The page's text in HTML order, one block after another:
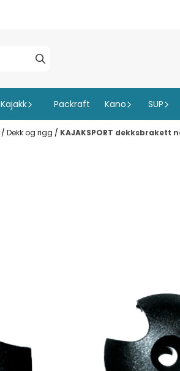
Kajakk Packraft Kano SUP
/ Dekk og rigg / KAJAKSPORT dekksbrakett